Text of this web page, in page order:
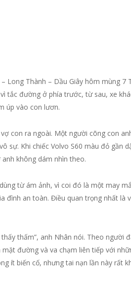
Long Thành – Dầu Giây hôm mùng
tắc đường ở phía trước, từ sau, xe
úp vào con lươn.
con ra ngoài. Một người cõng con
sự. Khi chiếc Volvo S60 màu đỏ gần
không dám nhìn theo.
từ ám ảnh, vì coi đó là một may
đình an toàn. Điều quan trọng nhất
thấm”, anh Nhân nói. Theo người
đường và va chạm liên tiếp với
ít biến cố, nhưng tai nạn lần này rất